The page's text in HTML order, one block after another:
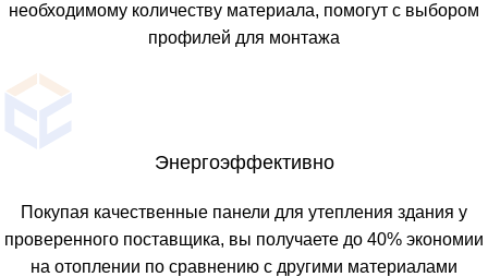
необходимому количеству материала, помогут с выбором
профилей для монтажа
Энергоэффективно
Покупая качественные панели для утепления здания у
проверенного поставщика, вы получаете до 40% экономии
на отоплении по сравнению с другими материалами